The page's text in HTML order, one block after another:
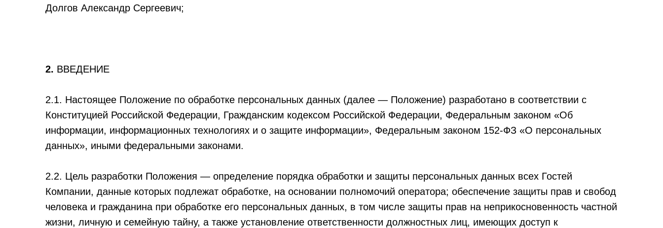
Долгов Александр Сергеевич;
2. ВВЕДЕНИЕ
2.1. Настоящее Положение по обработке персональных данных (далее — Положение) разработано в соответствии с
Конституцией Российской Федерации, Гражданским кодексом Российской Федерации, Федеральным законом «Об
информации, информационных технологиях и о защите информации», Федеральным законом 152-ФЗ «О персональных
данных», иными федеральными законами.
2.2. Цель разработки Положения — определение порядка обработки и защиты персональных данных всех Гостей
Компании, данные которых подлежат обработке, на основании полномочий оператора; обеспечение защиты прав и свобод
человека и гражданина при обработке его персональных данных, в том числе защиты прав на неприкосновенность частной
жизни, личную и семейную тайну, а также установление ответственности должностных лиц, имеющих доступ к